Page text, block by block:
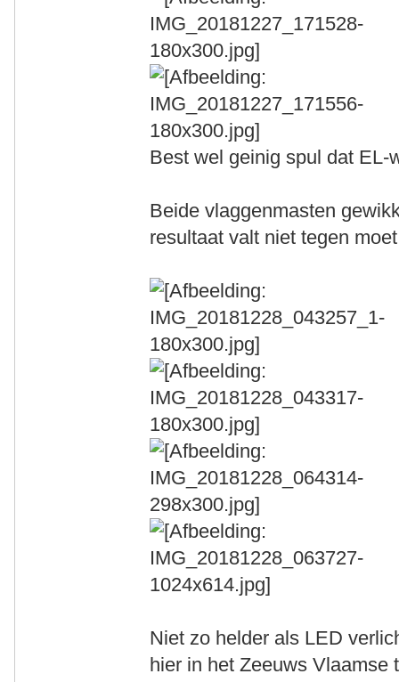
Best wel geinig spul dat EL-
Beide vlaggenmasten
resultaat valt niet tegen
Niet zo helder als LED
hier in het Zeeuws Vlaamse